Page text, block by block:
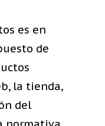
es en
de
la tienda,
del